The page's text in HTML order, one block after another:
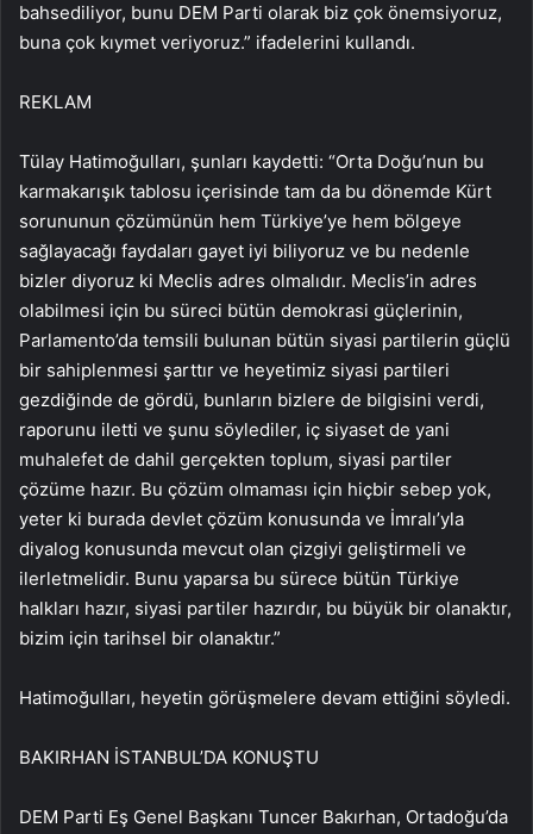
bahsediliyor, bunu DEM Parti olarak biz çok önemsiyoruz,
buna çok kıymet veriyoruz.” ifadelerini kullandı.
REKLAM
Tülay Hatimoğulları, şunları kaydetti: “Orta Doğu’nun bu
karmakarışık tablosu içerisinde tam da bu dönemde Kürt
sorununun çözümünün hem Türkiye’ye hem bölgeye
sağlayacağı faydaları gayet iyi biliyoruz ve bu nedenle
bizler diyoruz ki Meclis adres olmalıdır. Meclis’in adres
olabilmesi için bu süreci bütün demokrasi güçlerinin,
Parlamento’da temsili bulunan bütün siyasi partilerin güçlü
bir sahiplenmesi şarttır ve heyetimiz siyasi partileri
gezdiğinde de gördü, bunların bizlere de bilgisini verdi,
raporunu iletti ve şunu söylediler, iç siyaset de yani
muhalefet de dahil gerçekten toplum, siyasi partiler
çözüme hazır. Bu çözüm olmaması için hiçbir sebep yok,
yeter ki burada devlet çözüm konusunda ve İmralı’yla
diyalog konusunda mevcut olan çizgiyi geliştirmeli ve
ilerletmelidir. Bunu yaparsa bu sürece bütün Türkiye
halkları hazır, siyasi partiler hazırdır, bu büyük bir olanaktır,
bizim için tarihsel bir olanaktır.”
Hatimoğulları, heyetin görüşmelere devam ettiğini söyledi.
BAKIRHAN İSTANBUL’DA KONUŞTU
DEM Parti Eş Genel Başkanı Tuncer Bakırhan, Ortadoğu’da